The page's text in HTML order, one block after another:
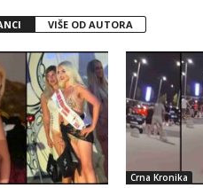
VIŠE OD AUTORA
Crna Kronika